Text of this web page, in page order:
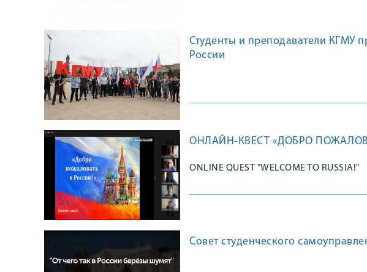
Студенты и преподаватели КГМУ
России
ОНЛАЙН-КВЕСТ «ДОБРО
ONLINE QUEST "WELCOME TO RUSSIA!"
Совет студенческого